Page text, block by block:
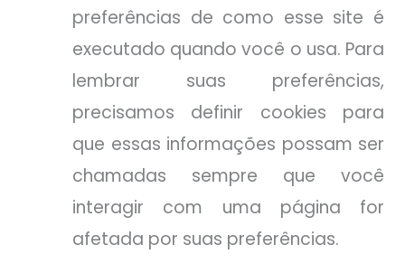
preferências de como esse site é
executado quando você o usa. Para
lembrar suas preferências,
precisamos definir cookies para
que essas informações possam ser
chamadas sempre que você
interagir com uma página for
afetada por suas preferências.